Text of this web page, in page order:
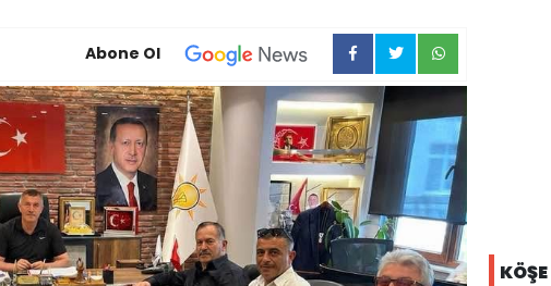
Abone Ol
KÖŞE